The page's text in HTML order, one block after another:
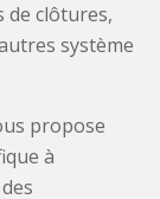
de clôtures,
système
propose
à